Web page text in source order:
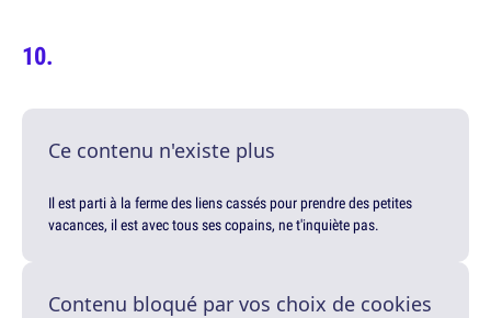
Ce contenu n'existe plus
Il est parti à la ferme des liens cassés pour prendre des petites
vacances, il est avec tous ses copains, ne t'inquiète pas.
Contenu bloqué par vos choix de cookies